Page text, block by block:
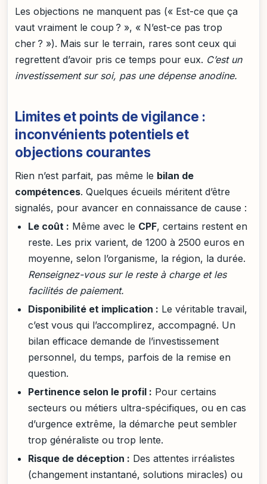
Les objections ne manquent pas (« Est-ce que ça
vaut vraiment le coup ? », « N’est-ce pas trop
cher ? »). Mais sur le terrain, rares sont ceux qui
regrettent d’avoir pris ce temps pour eux. C’est un
investissement sur soi, pas une dépense anodine.
Limites et points de vigilance :
inconvénients potentiels et
objections courantes
Rien n’est parfait, pas même le bilan de
compétences. Quelques écueils méritent d’être
signalés, pour avancer en connaissance de cause :
Le coût : Même avec le CPF, certains restent en
reste. Les prix varient, de 1200 à 2500 euros en
moyenne, selon l’organisme, la région, la durée.
Renseignez-vous sur le reste à charge et les
facilités de paiement.
Disponibilité et implication : Le véritable travail,
c’est vous qui l’accomplirez, accompagné. Un
bilan efficace demande de l’investissement
personnel, du temps, parfois de la remise en
question.
Pertinence selon le profil : Pour certains
secteurs ou métiers ultra-spécifiques, ou en cas
d’urgence extrême, la démarche peut sembler
trop généraliste ou trop lente.
Risque de déception : Des attentes irréalistes
(changement instantané, solutions miracles) ou